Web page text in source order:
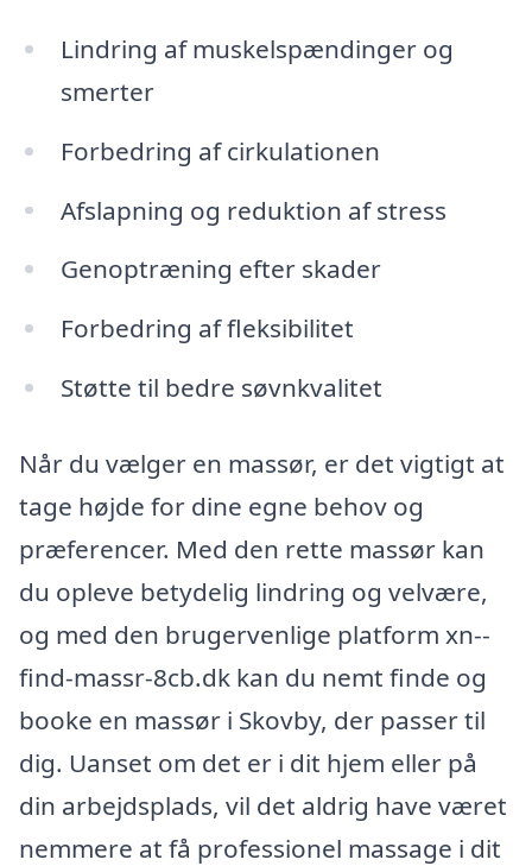
Lindring af muskelspændinger og
smerter
Forbedring af cirkulationen
Afslapning og reduktion af stress
Genoptræning efter skader
Forbedring af fleksibilitet
Støtte til bedre søvnkvalitet
Når du vælger en massør, er det vigtigt at
tage højde for dine egne behov og
præferencer. Med den rette massør kan
du opleve betydelig lindring og velvære,
og med den brugervenlige platform xn--
find-massr-8cb.dk kan du nemt finde og
booke en massør i Skovby, der passer til
dig. Uanset om det er i dit hjem eller på
din arbejdsplads, vil det aldrig have været
nemmere at få professionel massage i dit